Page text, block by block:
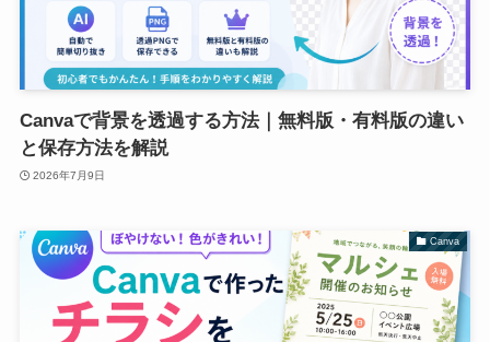
Canvaで背景を透過する方法｜無料版・有料版の違い
と保存方法を解説
2026年7月9日
Canva